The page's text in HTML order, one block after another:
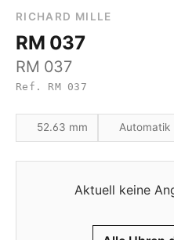
RICHARD MILLE
RM 037
RM 037
Ref. RM 037
52.63 mm Automatik
Aktuell keine